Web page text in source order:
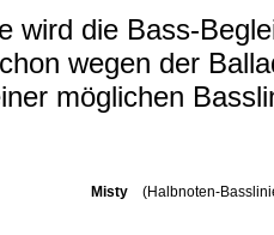
wird die Bass-
wegen der
möglichen
Misty (Halbnoten-